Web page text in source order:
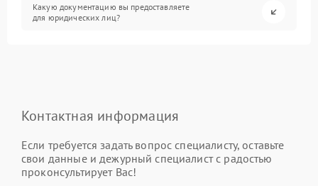
Какую документацию вы предоставляете
для юридических лиц?
Контактная информация
Если требуется задать вопрос специалисту, оставьте
свои данные и дежурный специалист с радостью
проконсультирует Вас!